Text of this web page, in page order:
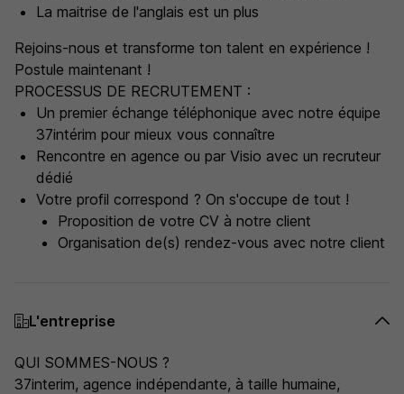
La maitrise de l'anglais est un plus
Rejoins-nous et transforme ton talent en expérience !
Postule maintenant !
PROCESSUS DE RECRUTEMENT :
Un premier échange téléphonique avec notre équipe
37intérim pour mieux vous connaître
Rencontre en agence ou par Visio avec un recruteur
dédié
Votre profil correspond ? On s'occupe de tout !
Proposition de votre CV à notre client
Organisation de(s) rendez-vous avec notre client
L'entreprise
QUI SOMMES-NOUS ?
37interim, agence indépendante, à taille humaine,